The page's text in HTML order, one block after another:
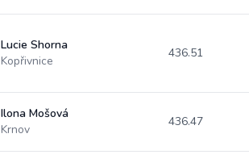
Lucie Shorna
Kopřivnice
436.51
Ilona Mošová
Krnov
436.47